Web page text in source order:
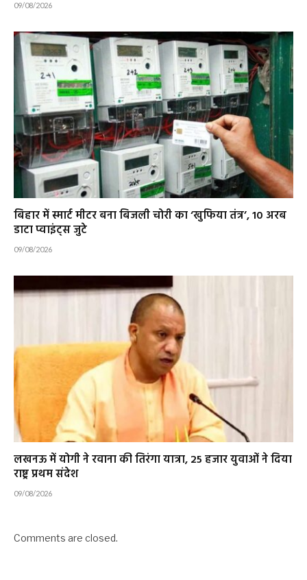
09/08/2026
बिहार में स्मार्ट मीटर बना बिजली चोरी का ‘खुफिया तंत्र’, 10 अरब
डाटा प्वाइंट्स जुटे
09/08/2026
लखनऊ में योगी ने रवाना की तिरंगा यात्रा, 25 हजार युवाओं ने दिया
राष्ट्र प्रथम संदेश
09/08/2026
Comments are closed.